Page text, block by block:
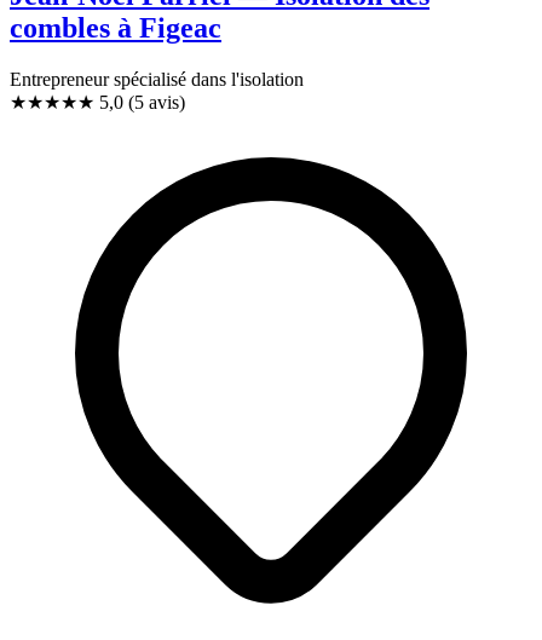
combles à Figeac
Entrepreneur spécialisé dans l'isolation
★★★★★ 5,0 (5 avis)